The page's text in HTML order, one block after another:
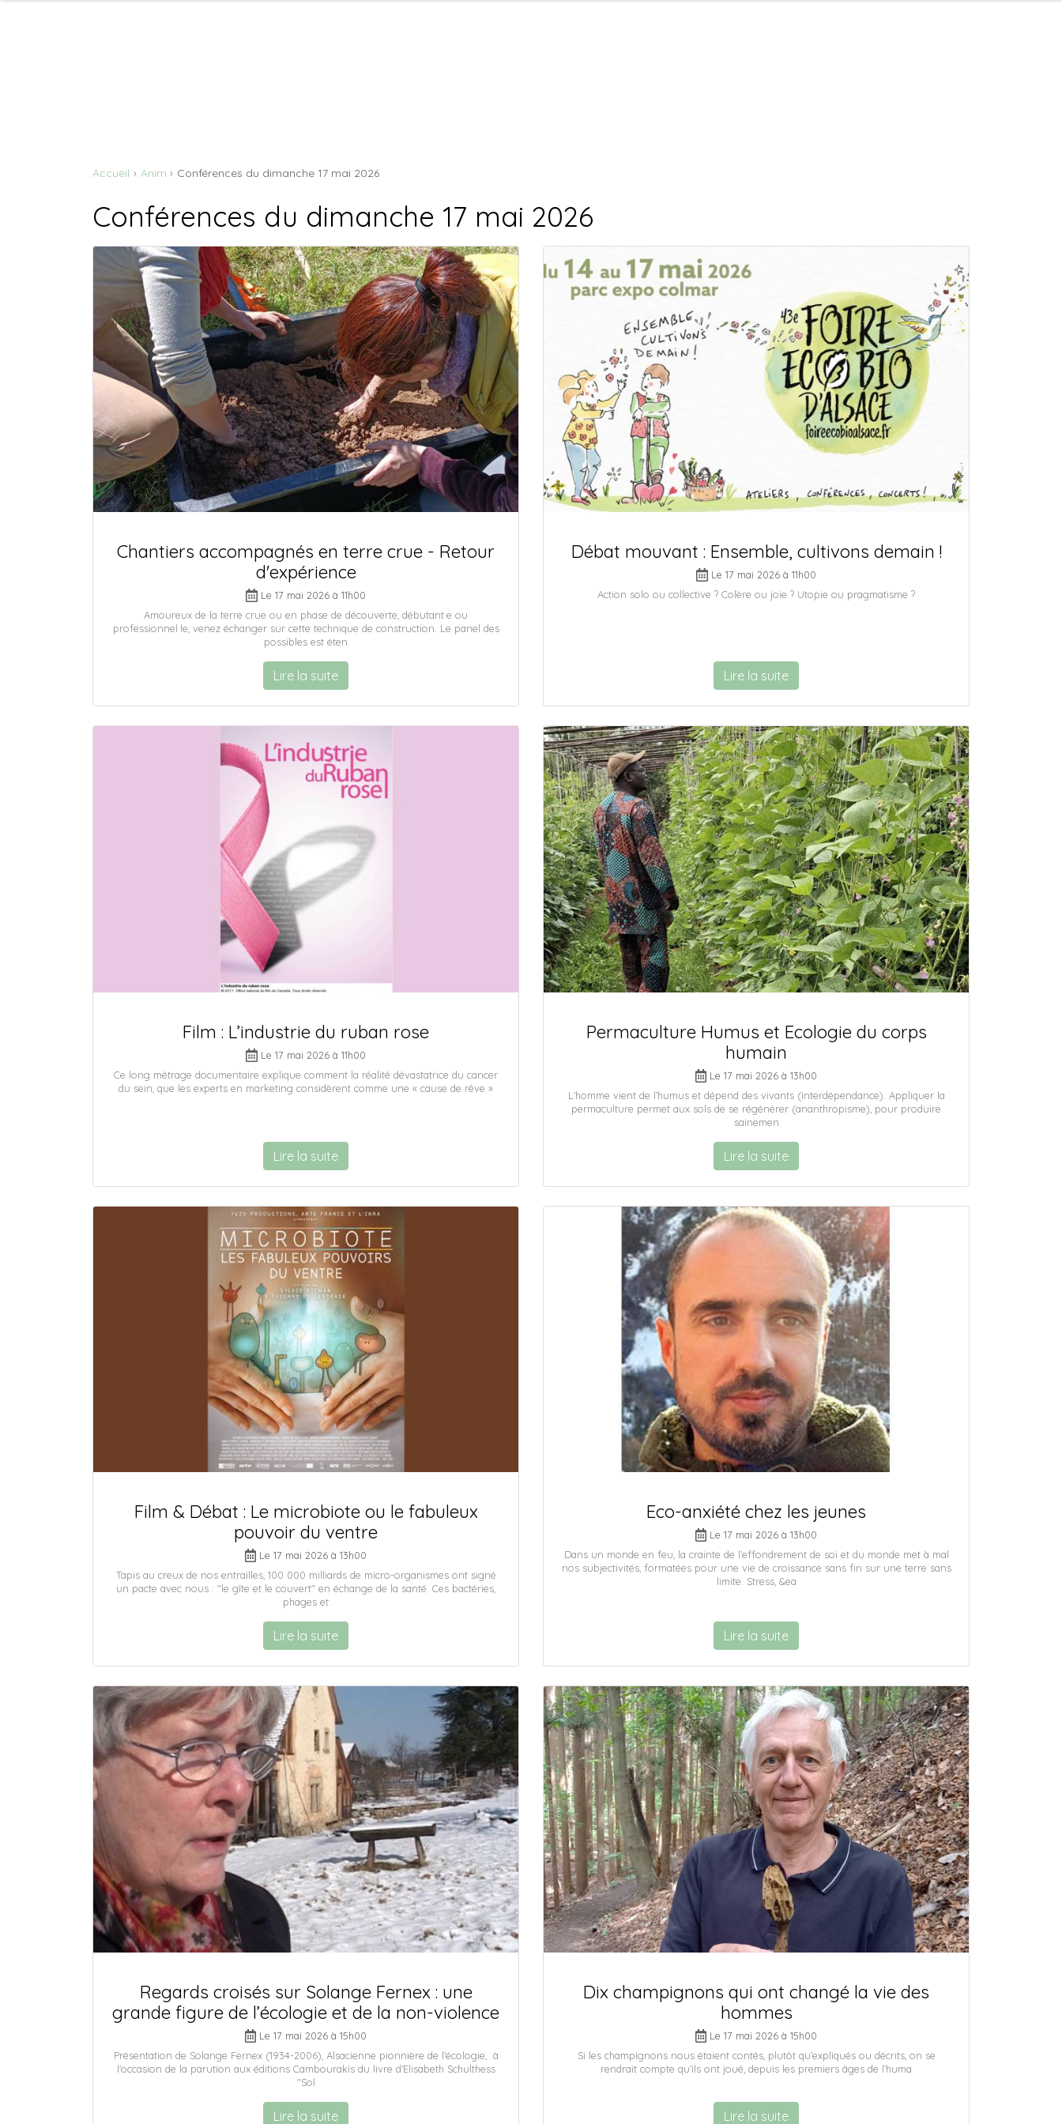
Accueil Anim Conférences du dimanche 17 mai 2026
Conférences du dimanche 17 mai 2026
Chantiers accompagnés en terre crue - Retour
d'expérience
Le 17 mai 2026 à 11h00
Amoureux de la terre crue ou en phase de découverte, débutant·e ou
professionnel·le, venez échanger sur cette technique de construction. Le panel des
possibles est éten
Lire la suite
Débat mouvant : Ensemble, cultivons demain !
Le 17 mai 2026 à 11h00
Action solo ou collective ? Colère ou joie ? Utopie ou pragmatisme ?
Lire la suite
Film : L’industrie du ruban rose
Le 17 mai 2026 à 11h00
Ce long métrage documentaire explique comment la réalité dévastatrice du cancer
du sein, que les experts en marketing considèrent comme une « cause de rêve »
Lire la suite
Permaculture Humus et Ecologie du corps
humain
Le 17 mai 2026 à 13h00
L’homme vient de l’humus et dépend des vivants (interdépendance). Appliquer la
permaculture permet aux sols de se régénérer (ananthropisme), pour produire
sainemen
Lire la suite
Film & Débat : Le microbiote ou le fabuleux
pouvoir du ventre
Le 17 mai 2026 à 13h00
Tapis au creux de nos entrailles, 100 000 milliards de micro-organismes ont signé
un pacte avec nous : "le gîte et le couvert" en échange de la santé. Ces bactéries,
phages et
Lire la suite
Eco-anxiété chez les jeunes
Le 17 mai 2026 à 13h00
Dans un monde en feu, la crainte de l’effondrement de soi et du monde met à mal
nos subjectivités, formatées pour une vie de croissance sans fin sur une terre sans
limite. Stress, &ea
Lire la suite
Regards croisés sur Solange Fernex : une
grande figure de l’écologie et de la non-violence
Le 17 mai 2026 à 15h00
Présentation de Solange Fernex (1934-2006), Alsacienne pionnière de l'écologie, à
l'occasion de la parution aux éditions Cambourakis du livre d'Elisabeth Schulthess
"Sol
Lire la suite
Dix champignons qui ont changé la vie des
hommes
Le 17 mai 2026 à 15h00
Si les champignons nous étaient contés, plutôt qu’expliqués ou décrits, on se
rendrait compte qu’ils ont joué, depuis les premiers âges de l’huma
Lire la suite